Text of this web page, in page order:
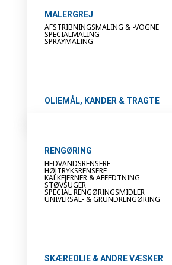
MALERGREJ
AFSTRIBNINGSMALING & -VOGNE
SPECIALMALING
SPRAYMALING
OLIEMÅL, KANDER & TRAGTE
RENGØRING
HEDVANDSRENSERE
HØJTRYKSRENSERE
KALKFJERNER & AFFEDTNING
STØVSUGER
SPECIAL RENGØRINGSMIDLER
UNIVERSAL- & GRUNDRENGØRING
SKÆREOLIE & ANDRE VÆSKER